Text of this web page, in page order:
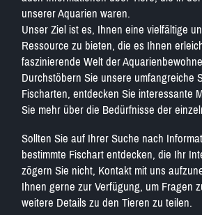
unserer Aquarien waren.
Unser Ziel ist es, Ihnen eine vielfältige
Ressource zu bieten, die es Ihnen
faszinierende Welt der
Durchstöbern Sie unsere umfangreiche
Fischarten, entdecken Sie interessante
Sie mehr über die Bedürfnisse der
Sollten Sie auf Ihrer Suche nach
bestimmte Fischart entdecken, die Ihr
zögern Sie nicht, Kontakt mit uns
Ihnen gerne zur Verfügung, um Fragen
weitere Details zu den Tieren zu teilen.